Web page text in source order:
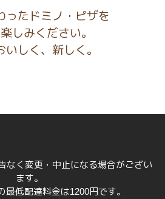
ったドミノ・ピザを
しみください。
いしく、新しく。
く変更・中止になる場合がござい
ます。
最低配達料金は1200円です。